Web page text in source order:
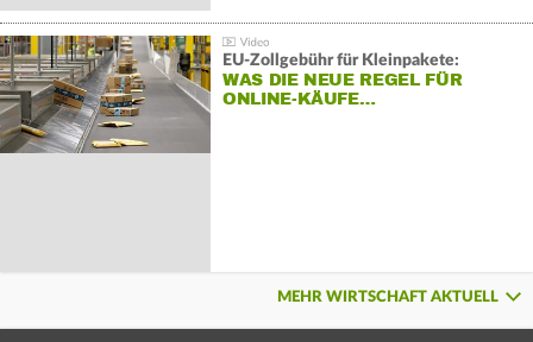
EU-Zollgebühr für Kleinpakete:
WAS DIE NEUE REGEL FÜR
ONLINE-KÄUFE…
MEHR WIRTSCHAFT AKTUELL